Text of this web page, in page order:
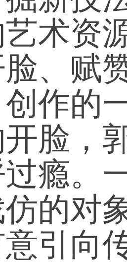
术资
、赋
作的
脸，
过瘾。
的对
引向